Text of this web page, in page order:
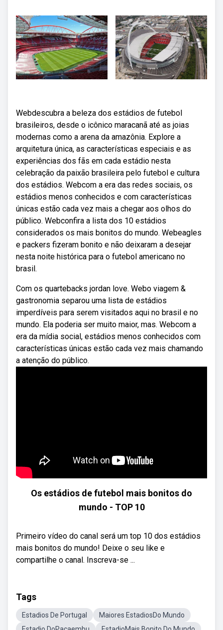
Webdescubra a beleza dos estádios de futebol
brasileiros, desde o icônico maracanã até as joias
modernas como a arena da amazônia. Explore a
arquitetura única, as características especiais e as
experiências dos fãs em cada estádio nesta
celebração da paixão brasileira pelo futebol e cultura
dos estádios. Webcom a era das redes sociais, os
estádios menos conhecidos e com características
únicas estão cada vez mais a chegar aos olhos do
público. Webconfira a lista dos 10 estádios
considerados os mais bonitos do mundo. Webeagles
e packers fizeram bonito e não deixaram a desejar
nesta noite histórica para o futebol americano no
brasil.
Com os quartebacks jordan love. Webo viagem &
gastronomia separou uma lista de estádios
imperdíveis para serem visitados aqui no brasil e no
mundo. Ela poderia ser muito maior, mas. Webcom a
era da mídia social, estádios menos conhecidos com
características únicas estão cada vez mais chamando
a atenção do público.
Os estádios de futebol mais bonitos do
mundo - TOP 10
Primeiro vídeo do canal será um top 10 dos estádios
mais bonitos do mundo! Deixe o seu like e
compartilhe o canal. Inscreva-se ...
Tags
Estadios De Portugal
Maiores EstadiosDo Mundo